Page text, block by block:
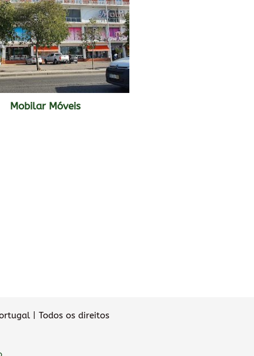
Mobilar Móveis
| Todos os direitos